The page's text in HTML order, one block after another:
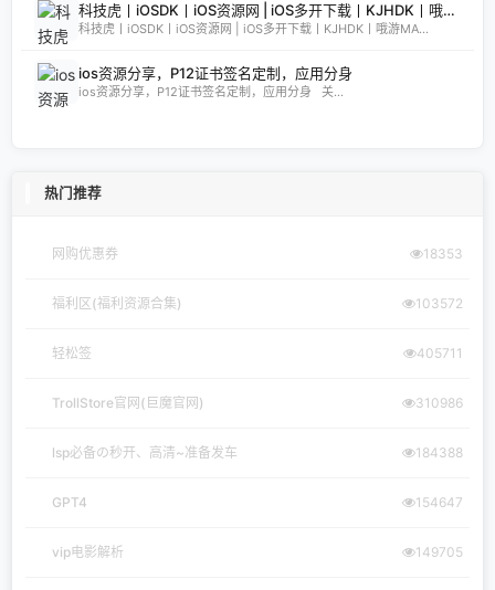
科技虎丨iOSDK丨iOS资源网 | iOS多开下载丨KJHDK丨哦游MAX丨iPA商店丨凸游 | iPA软件免费砸壳下载丨iOSiPA丨苹果多开丨全网最优秀的iPA资源下载网站
科技虎丨iOSDK丨iOS资源网 | iOS多开下载丨KJHDK丨哦游MA...
ios资源分享，P12证书签名定制，应用分身
ios资源分享，P12证书签名定制，应用分身 关...
热门推荐
网购优惠券 18353
福利区(福利资源合集) 103572
轻松签 405711
TrollStore官网(巨魔官网) 310986
lsp必备の秒开、高清~准备发车 184388
GPT4 154647
vip电影解析 149705